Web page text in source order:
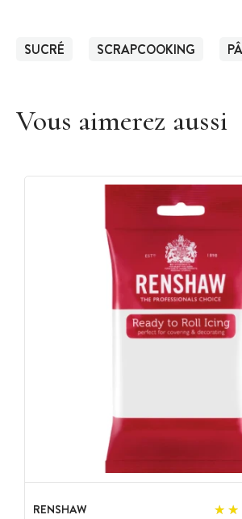
SUCRÉ SCRAPCOOKING
Vous aimerez aussi
RENSHAW